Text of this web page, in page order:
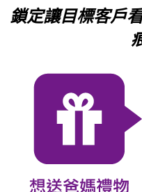
鎖定讓目標客戶